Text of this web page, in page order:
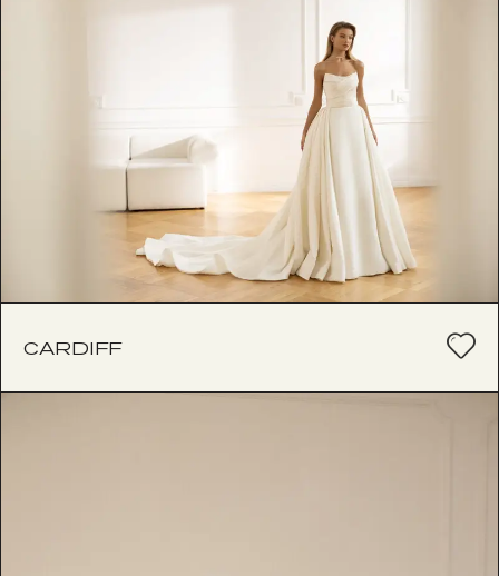
CARDIFF